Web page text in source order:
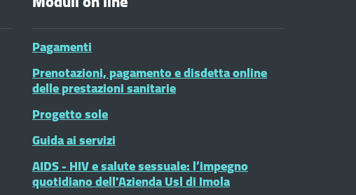
Pagamenti
Prenotazioni, pagamento e disdetta online
delle prestazioni sanitarie
Progetto sole
Guida ai servizi
AIDS - HIV e salute sessuale: l’impegno
quotidiano dell'Azienda Usl di Imola